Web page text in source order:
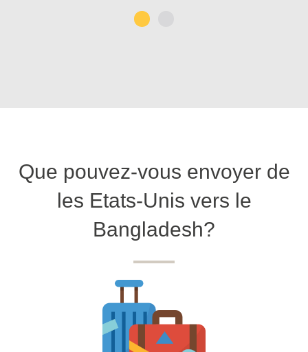
Que pouvez-vous envoyer de
les Etats-Unis vers le
Bangladesh?